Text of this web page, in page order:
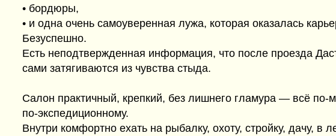
• бордюры,
• и одна очень самоуверенная лужа, которая оказалась
Безуспешно.
Есть неподтвержденная информация, что после проезда
сами затягиваются из чувства стыда.
Салон практичный, крепкий, без лишнего гламура — всё по-
по-экспедиционному.
Внутри комфортно ехать на рыбалку, охоту, стройку, дачу, в